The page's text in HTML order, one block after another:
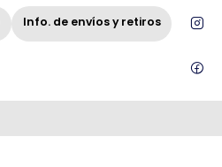
Info. de envíos y retiros